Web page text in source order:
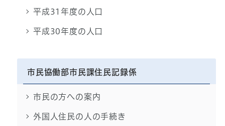
平成31年度の人口
平成30年度の人口
市民協働部市民課住民記録係
市民の方への案内
外国人住民の人の手続き